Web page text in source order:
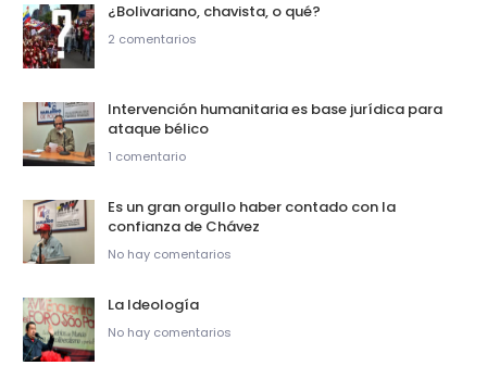
¿Bolivariano, chavista, o qué?
2 comentarios
Intervención humanitaria es base jurídica para
ataque bélico
1 comentario
Es un gran orgullo haber contado con la
confianza de Chávez
No hay comentarios
La Ideología
No hay comentarios